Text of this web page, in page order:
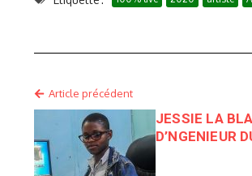
Article précédent
JESSIE LA
D’NGENIEUR